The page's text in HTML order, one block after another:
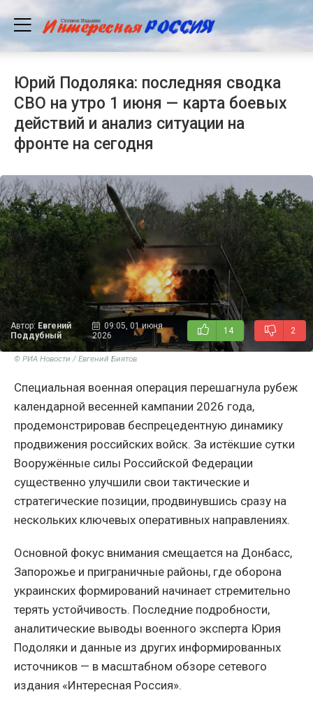
Юрий Подоляка: последняя сводка
СВО на утро 1 июня — карта боевых
действий и анализ ситуации на
фронте на сегодня
Автор: Евгений
Поддубный
09:05, 01 июня
2026
14 2
© РИА Новости / Евгений Биятов
Специальная военная операция перешагнула рубеж
календарной весенней кампании 2026 года,
продемонстрировав беспрецедентную динамику
продвижения российских войск. За истёкшие сутки
Вооружённые силы Российской Федерации
существенно улучшили свои тактические и
стратегические позиции, продвинувшись сразу на
нескольких ключевых оперативных направлениях.
Основной фокус внимания смещается на Донбасс,
Запорожье и приграничные районы, где оборона
украинских формирований начинает стремительно
терять устойчивость. Последние подробности,
аналитические выводы военного эксперта Юрия
Подоляки и данные из других информированных
источников — в масштабном обзоре сетевого
издания «Интересная Россия».